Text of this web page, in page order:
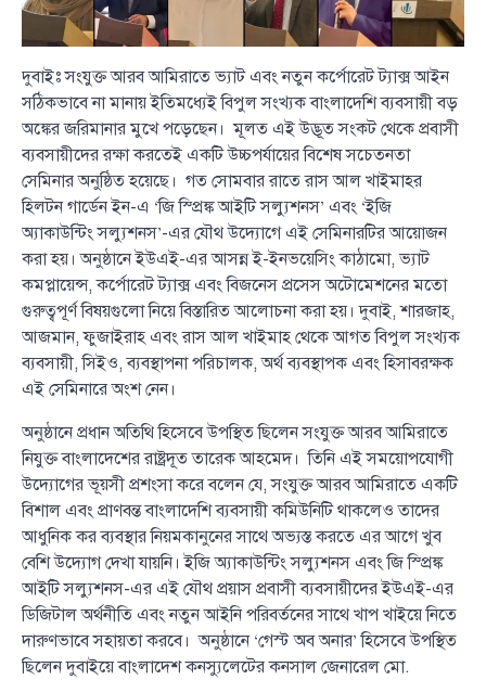
দুবাইঃ সংযুক্ত আরব আমিরাতে ভ্যাট এবং নতুন কর্পোরেট ট্যাক্স আইন
সঠিকভাবে না মানায় ইতিমধ্যেই বিপুল সংখ্যক বাংলাদেশি ব্যবসায়ী বড়
অঙ্কের জরিমানার মুখে পড়েছেন। মূলত এই উদ্ভূত সংকট থেকে প্রবাসী
ব্যবসায়ীদের রক্ষা করতেই একটি উচ্চপর্যায়ের বিশেষ সচেতনতা
সেমিনার অনুষ্ঠিত হয়েছে। গত সোমবার রাতে রাস আল খাইমাহর
হিলটন গার্ডেন ইন-এ ‘জি স্প্রিঙ্ক আইটি সল্যুশনস’ এবং ‘ইজি
অ্যাকাউন্টিং সল্যুশনস’-এর যৌথ উদ্যোগে এই সেমিনারটির আয়োজন
করা হয়। অনুষ্ঠানে ইউএই-এর আসন্ন ই-ইনভয়েসিং কাঠামো, ভ্যাট
কমপ্লায়েন্স, কর্পোরেট ট্যাক্স এবং বিজনেস প্রসেস অটোমেশনের মতো
গুরুত্বপূর্ণ বিষয়গুলো নিয়ে বিস্তারিত আলোচনা করা হয়। দুবাই, শারজাহ,
আজমান, ফুজাইরাহ এবং রাস আল খাইমাহ থেকে আগত বিপুল সংখ্যক
ব্যবসায়ী, সিইও, ব্যবস্থাপনা পরিচালক, অর্থ ব্যবস্থাপক এবং হিসাবরক্ষক
এই সেমিনারে অংশ নেন।
অনুষ্ঠানে প্রধান অতিথি হিসেবে উপস্থিত ছিলেন সংযুক্ত আরব আমিরাতে
নিযুক্ত বাংলাদেশের রাষ্ট্রদূত তারেক আহমেদ। তিনি এই সময়োপযোগী
উদ্যোগের ভূয়সী প্রশংসা করে বলেন যে, সংযুক্ত আরব আমিরাতে একটি
বিশাল এবং প্রাণবন্ত বাংলাদেশি ব্যবসায়ী কমিউনিটি থাকলেও তাদের
আধুনিক কর ব্যবস্থার নিয়মকানুনের সাথে অভ্যস্ত করতে এর আগে খুব
বেশি উদ্যোগ দেখা যায়নি। ইজি অ্যাকাউন্টিং সল্যুশনস এবং জি স্প্রিঙ্ক
আইটি সল্যুশনস-এর এই যৌথ প্রয়াস প্রবাসী ব্যবসায়ীদের ইউএই-এর
ডিজিটাল অর্থনীতি এবং নতুন আইনি পরিবর্তনের সাথে খাপ খাইয়ে নিতে
দারুণভাবে সহায়তা করবে। অনুষ্ঠানে ‘গেস্ট অব অনার’ হিসেবে উপস্থিত
ছিলেন দুবাইয়ে বাংলাদেশ কনস্যুলেটের কনসাল জেনারেল মো.